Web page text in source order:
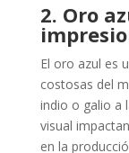
2. Oro
El oro azul es
costosas del
indio o galio a
visual
en la